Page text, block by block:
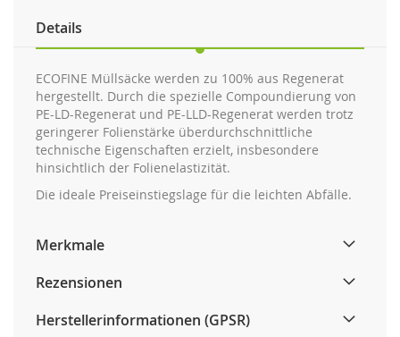
Details
ECOFINE Müllsäcke werden zu 100% aus Regenerat
hergestellt. Durch die spezielle Compoundierung von
PE-LD-Regenerat und PE-LLD-Regenerat werden trotz
geringerer Folienstärke überdurchschnittliche
technische Eigenschaften erzielt, insbesondere
hinsichtlich der Folienelastizität.
Die ideale Preiseinstiegslage für die leichten Abfälle.
Merkmale
Rezensionen
Herstellerinformationen (GPSR)